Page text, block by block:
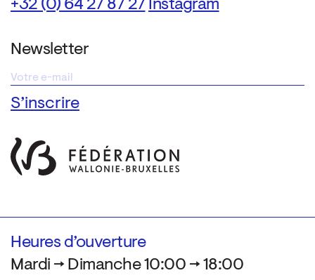
+32 (0) 64 27 87 27 Instagram
Newsletter
Heures d’ouverture
Mardi → Dimanche 10:00 → 18:00